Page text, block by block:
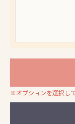
※オプションを選択し